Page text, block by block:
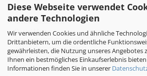
Diese Webseite verwendet
andere Technologien
Wir verwenden Cookies und ähnliche
Drittanbietern, um die ordentliche
gewährleisten, die Nutzung unseres Angebotes
Ihnen ein bestmögliches Einkaufserlebnis
Informationen finden Sie in unserer
KONTAKT
» Melzer Modellbau
Daniel Melzer
Alte Halberstädter Straße 22
38889 Blankenburg (Harz)
» Telefon: 03944-3665950
E-Mail:shop[at]melzer-modellbau.de